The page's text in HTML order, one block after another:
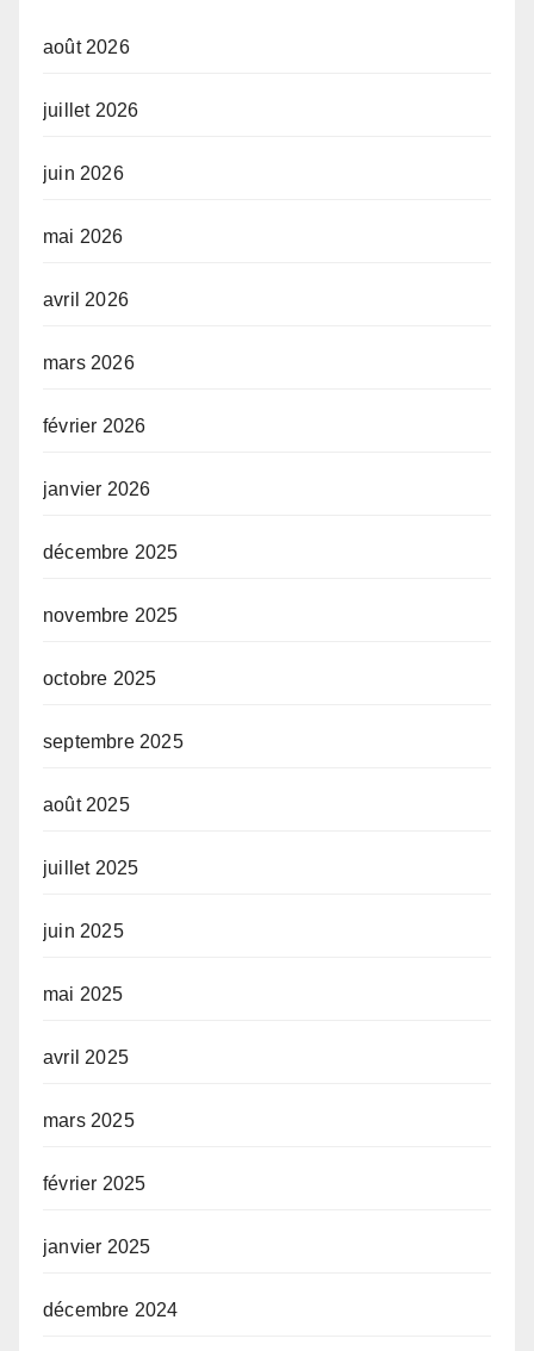
août 2026
juillet 2026
juin 2026
mai 2026
avril 2026
mars 2026
février 2026
janvier 2026
décembre 2025
novembre 2025
octobre 2025
septembre 2025
août 2025
juillet 2025
juin 2025
mai 2025
avril 2025
mars 2025
février 2025
janvier 2025
décembre 2024